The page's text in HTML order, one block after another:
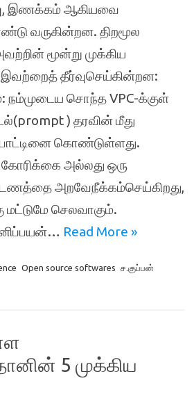
இணக்கம் ஆகியவை
வருகின்றன. திறமூல
மூன்று முக்கிய
தீர்வுசெய்கின்றன:
சொந்த VPC-க்குள்
) தரவின் மீது
கொண்டுள்ளது.
கோரிக்கை அல்லது ஒரு
அறவேநீக்கம்செய்கிறது,
செலவாகும்.
Read More »
Open source softwares ச.குப்பன்
5 முக்கிய